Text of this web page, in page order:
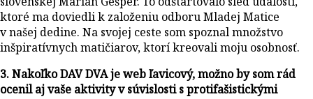
ktoré ma doviedli k založeniu odboru Mladej Matice
v našej dedine. Na svojej ceste som spoznal množstvo
inšpiratívnych matičiarov, ktorí kreovali moju osobnosť.
3. Nakoľko DAV DVA je web ľavicový, možno by som rád
ocenil aj vaše aktivity v súvislosti s protifašistickými